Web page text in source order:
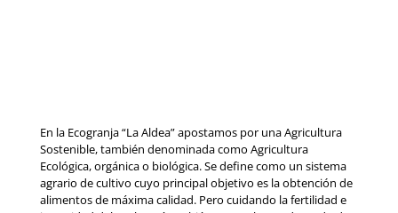
En la Ecogranja “La Aldea” apostamos por una Agricultura
Sostenible, también denominada como Agricultura
Ecológica, orgánica o biológica. Se define como un sistema
agrario de cultivo cuyo principal objetivo es la obtención de
alimentos de máxima calidad. Pero cuidando la fertilidad e